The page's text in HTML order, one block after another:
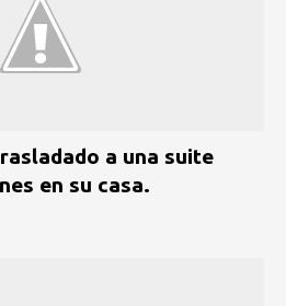
a una suite
en su casa.